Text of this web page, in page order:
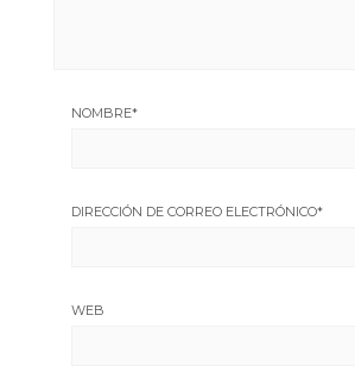
NOMBRE*
DIRECCIÓN DE CORREO ELECTRÓNICO*
WEB